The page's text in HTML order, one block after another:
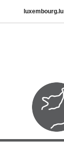
luxembourg.lu